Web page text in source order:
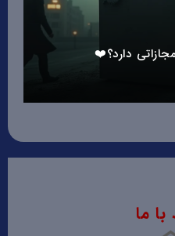
دارد؟❤️
با ما